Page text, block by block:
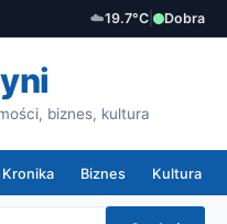
☁️19.7°C Dobra
biznes, kultura
Kronika Biznes Kultura